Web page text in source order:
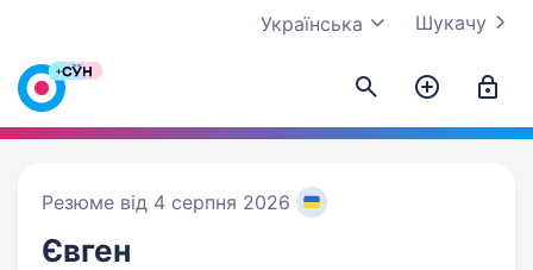
Шукачу
Українська
Резюме від 4 серпня 2026
Євген